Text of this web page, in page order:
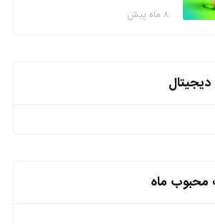
۸ ماه پیش
محبوب ماه